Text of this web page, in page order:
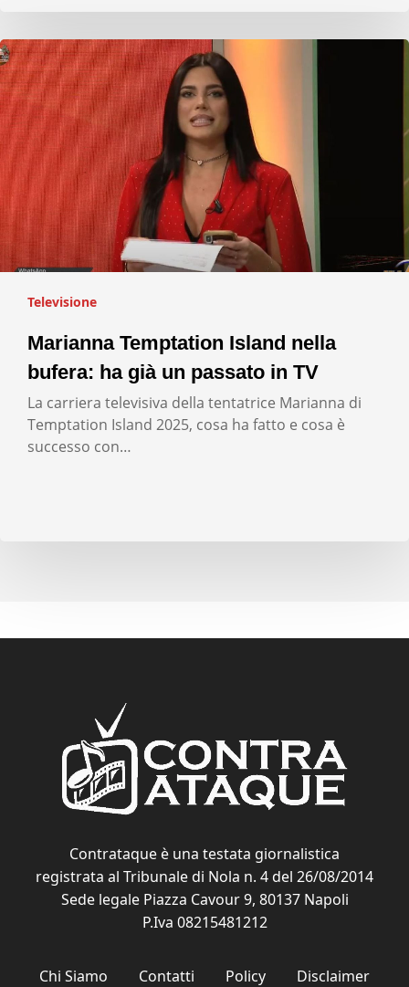
Televisione
Marianna Temptation Island nella
bufera: ha già un passato in TV
La carriera televisiva della tentatrice Marianna di
Temptation Island 2025, cosa ha fatto e cosa è
successo con…
Contrataque è una testata giornalistica
registrata al Tribunale di Nola n. 4 del 26/08/2014
Sede legale Piazza Cavour 9, 80137 Napoli
P.Iva 08215481212
Chi Siamo Contatti Policy Disclaimer